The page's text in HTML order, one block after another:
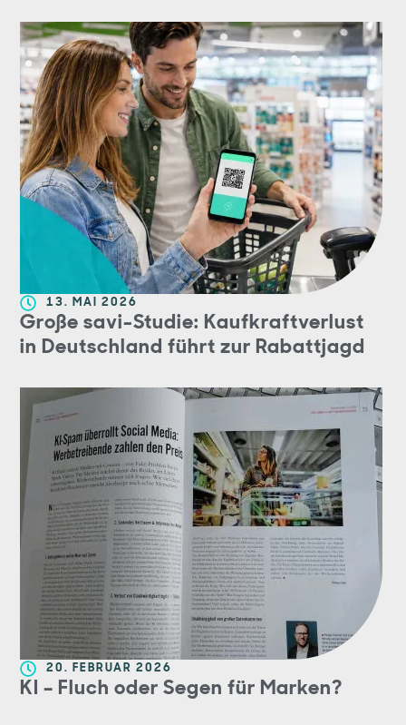
13. MAI 2026
Große savi-Studie: Kaufkraftverlust
in Deutschland führt zur Rabattjagd
20. FEBRUAR 2026
KI – Fluch oder Segen für Marken?